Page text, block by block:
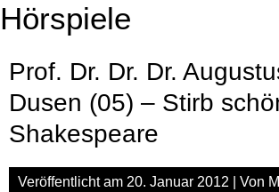
Hörspiele
Prof. Dr. Dr. Dr.
Dusen (05) – Stirb
Shakespeare
Veröffentlicht am 20. Januar 2012 | Von